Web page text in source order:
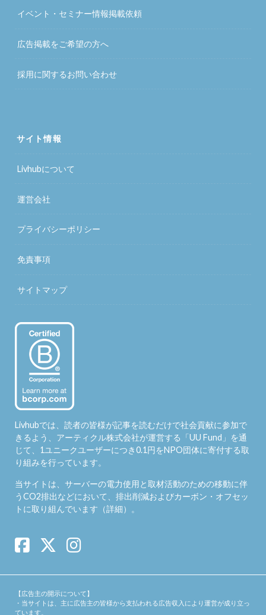
イベント・セミナー情報掲載依頼
広告掲載をご希望の方へ
採用に関するお問い合わせ
サイト情報
Livhubについて
運営会社
プライバシーポリシー
免責事項
サイトマップ
Livhubでは、読者の皆様が記事を読むだけで社会貢献に参加で
きるよう、アーティクル株式会社が運営する「UU Fund 」を通
じて、1ユニークユーザーにつき0.1円をNPO団体に寄付する取
り組みを行っています。
当サイトは、サーバーの電力使用と取材活動のための移動に伴
うCO2排出などにおいて、排出削減およびカーボン・オフセッ
トに取り組んでいます（詳細）。
【広告主の開示について】
・当サイトは、主に広告主の皆様から支払われる広告収入により運営が成り立っ
ています。